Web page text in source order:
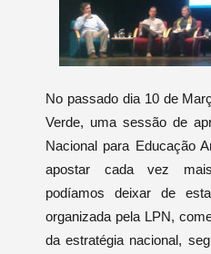
No passado dia 10 de
Verde, uma sessão de
Nacional para Educação
apostar cada vez
podíamos deixar de
organizada pela LPN,
da estratégia nacional,